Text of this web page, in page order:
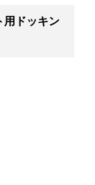
用ドッキン